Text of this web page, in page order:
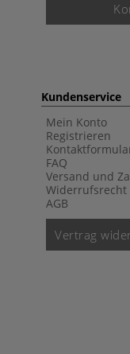
Kundenservice
Mein Konto
Registrieren
FAQ
Versand und
Widerrufsrecht
AGB
Vertrag